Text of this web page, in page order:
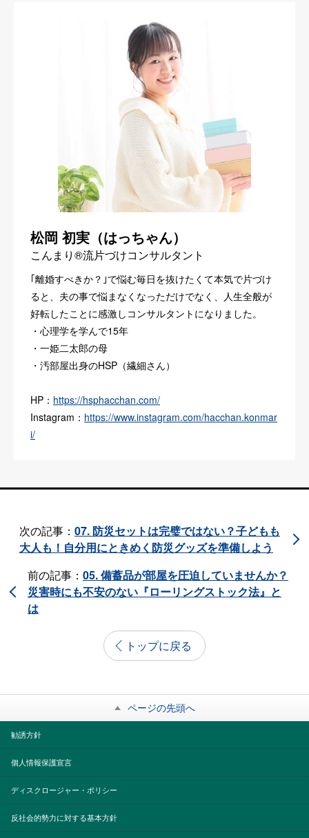
松岡 初実（はっちゃん）
こんまり®︎流片づけコンサルタント
｢離婚すべきか？｣で悩む毎日を抜けたくて本気で片づけ
ると、夫の事で悩まなくなっただけでなく、人生全般が
好転したことに感激しコンサルタントになりました。
・心理学を学んで15年
・一姫二太郎の母
・汚部屋出身のHSP（繊細さん）
HP： https://hsphacchan.com/
Instagram： https://www.instagram.com/hacchan.konmar
i/
次の記事： 07. 防災セットは完璧ではない？子どもも
大人も！自分用にときめく防災グッズを準備しよう
前の記事： 05. 備蓄品が部屋を圧迫していませんか？
災害時にも不安のない『ローリングストック法』と
は
トップに戻る
ページの先頭へ
勧誘方針
個人情報保護宣言
ディスクロージャー・ポリシー
反社会的勢力に対する基本方針